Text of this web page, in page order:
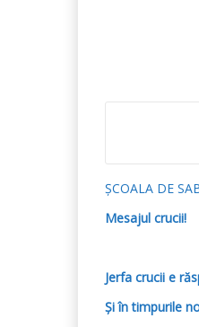
ȘCOALA DE
Mesajul crucii!
Jerfa crucii e
Și în timpurile